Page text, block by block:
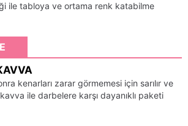
ile tabloya ve ortama renk katabilme
kenarları zarar görmemesi için sarılır ve
ile darbelere karşı dayanıklı paketi